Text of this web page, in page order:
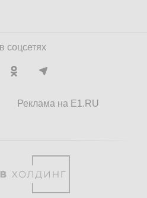
соцсетях
Реклама на E1.RU